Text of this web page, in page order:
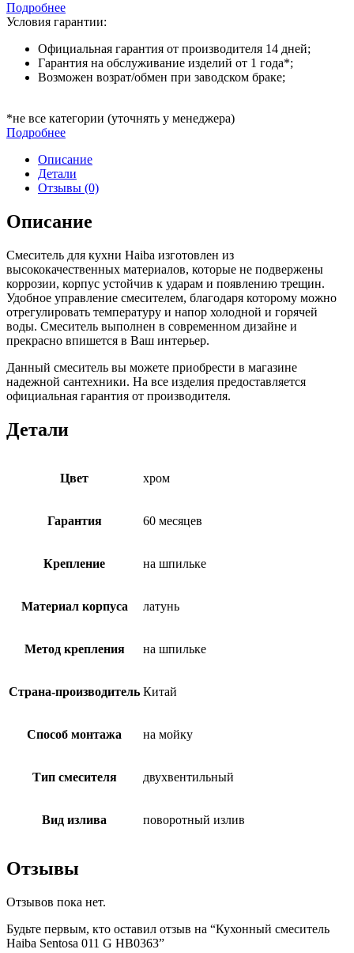
Подробнее
Условия гарантии:
Официальная гарантия от производителя 14 дней;
Гарантия на обслуживание изделий от 1 года*;
Возможен возрат/обмен при заводском браке;
*не все категории (уточнять у менеджера)
Подробнее
Описание
Детали
Отзывы (0)
Описание
Смеситель для кухни Haiba изготовлен из
высококачественных материалов, которые не подвержены
коррозии, корпус устойчив к ударам и появлению трещин.
Удобное управление смесителем, благодаря которому можно
отрегулировать температуру и напор холодной и горячей
воды. Смеситель выполнен в современном дизайне и
прекрасно впишется в Ваш интерьер.
Данный смеситель вы можете приобрести в магазине
надежной сантехники. На все изделия предоставляется
официальная гарантия от производителя.
Детали
Цвет хром
Гарантия 60 месяцев
Крепление на шпильке
Материал корпуса латунь
Метод крепления на шпильке
Страна-производитель Китай
Способ монтажа на мойку
Тип смесителя двухвентильный
Вид излива поворотный излив
Отзывы
Отзывов пока нет.
Будьте первым, кто оставил отзыв на “Кухонный смеситель
Haiba Sentosa 011 G HB0363”